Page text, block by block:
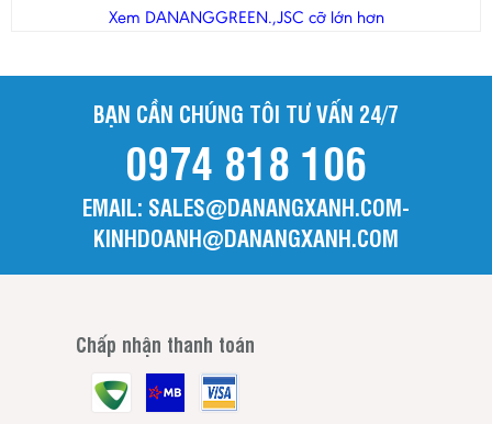
Tuyên Quang
Xem DANANGGREEN.,JSC cỡ lớn hơn
BẠN CẦN CHÚNG TÔI TƯ VẤN 24/7
0974 818 106
EMAIL: SALES@DANANGXANH.COM-
KINHDOANH@DANANGXANH.COM
Chấp nhận thanh toán